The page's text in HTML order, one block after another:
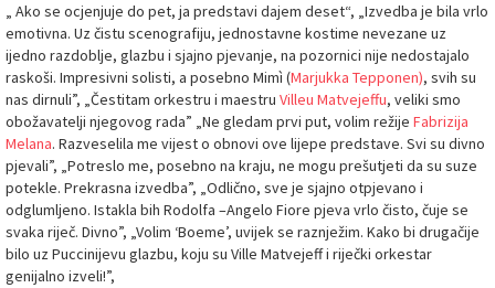
„ Ako se ocjenjuje do pet, ja predstavi dajem deset“, „Izvedba je bila vrlo
emotivna. Uz čistu scenografiju, jednostavne kostime nevezane uz
ijedno razdoblje, glazbu i sjajno pjevanje, na pozornici nije nedostajalo
raskoši. Impresivni solisti, a posebno Mimì (Marjukka Tepponen), svih su
nas dirnuli”, „Čestitam orkestru i maestru Villeu Matvejeffu, veliki smo
obožavatelji njegovog rada” „Ne gledam prvi put, volim režije Fabrizija
Melana. Razveselila me vijest o obnovi ove lijepe predstave. Svi su divno
pjevali”, „Potreslo me, posebno na kraju, ne mogu prešutjeti da su suze
potekle. Prekrasna izvedba”, „Odlično, sve je sjajno otpjevano i
odglumljeno. Istakla bih Rodolfa –Angelo Fiore pjeva vrlo čisto, čuje se
svaka riječ. Divno”, „Volim ‘Boeme’, uvijek se raznježim. Kako bi drugačije
bilo uz Puccinijevu glazbu, koju su Ville Matvejeff i riječki orkestar
genijalno izveli!”,